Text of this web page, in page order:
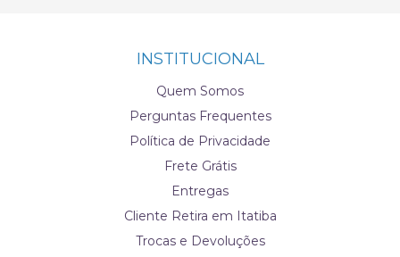
INSTITUCIONAL
Quem Somos
Perguntas Frequentes
Política de Privacidade
Frete Grátis
Entregas
Cliente Retira em Itatiba
Trocas e Devoluções